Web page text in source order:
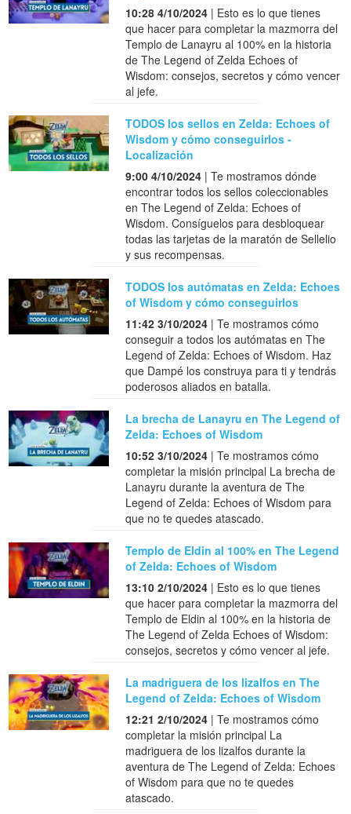
10:28 4/10/2024 | Esto es lo que tienes
que hacer para completar la mazmorra del
Templo de Lanayru al 100% en la historia
de The Legend of Zelda Echoes of
Wisdom: consejos, secretos y cómo vencer
al jefe.
TODOS los sellos en Zelda: Echoes of
Wisdom y cómo conseguirlos -
Localización
9:00 4/10/2024 | Te mostramos dónde
encontrar todos los sellos coleccionables
en The Legend of Zelda: Echoes of
Wisdom. Consíguelos para desbloquear
todas las tarjetas de la maratón de Sellelio
y sus recompensas.
TODOS los autómatas en Zelda: Echoes
of Wisdom y cómo conseguirlos
11:42 3/10/2024 | Te mostramos cómo
conseguir a todos los autómatas en The
Legend of Zelda: Echoes of Wisdom. Haz
que Dampé los construya para ti y tendrás
poderosos aliados en batalla.
La brecha de Lanayru en The Legend of
Zelda: Echoes of Wisdom
10:52 3/10/2024 | Te mostramos cómo
completar la misión principal La brecha de
Lanayru durante la aventura de The
Legend of Zelda: Echoes of Wisdom para
que no te quedes atascado.
Templo de Eldin al 100% en The Legend
of Zelda: Echoes of Wisdom
13:10 2/10/2024 | Esto es lo que tienes
que hacer para completar la mazmorra del
Templo de Eldin al 100% en la historia de
The Legend of Zelda Echoes of Wisdom:
consejos, secretos y cómo vencer al jefe.
La madriguera de los lizalfos en The
Legend of Zelda: Echoes of Wisdom
12:21 2/10/2024 | Te mostramos cómo
completar la misión principal La
madriguera de los lizalfos durante la
aventura de The Legend of Zelda: Echoes
of Wisdom para que no te quedes
atascado.